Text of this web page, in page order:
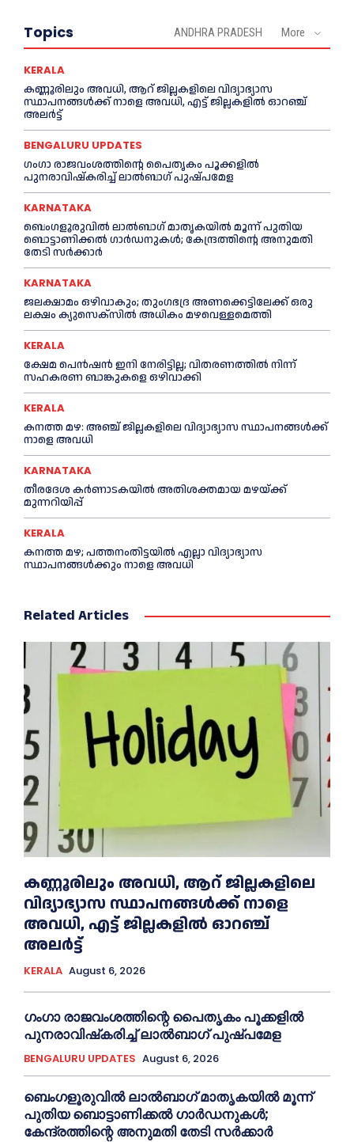
Topics ANDHRA PRADESH More
KERALA
കണ്ണൂരിലും അവധി, ആറ് ജില്ലകളിലെ വിദ്യാഭ്യാസ
സ്ഥാപനങ്ങൾക്ക് നാളെ അവധി, എട്ട് ജില്ലകളിൽ ഓറഞ്ച്
അലർട്ട്
BENGALURU UPDATES
ഗംഗാ രാജവംശത്തിന്റെ പൈതൃകം പൂക്കളിൽ
പുനരാവിഷ്‌കരിച്ച് ലാൽബാഗ് പുഷ്പമേള
KARNATAKA
ബെംഗളൂരുവിൽ ലാൽബാഗ് മാതൃകയിൽ മൂന്ന് പുതിയ
ബൊട്ടാണിക്കൽ ഗാർഡനുകൾ; കേന്ദ്രത്തിന്റെ അനുമതി
തേടി സർക്കാർ
KARNATAKA
ജലക്ഷാമം ഒഴിവാകും; തുംഗഭദ്ര അണക്കെട്ടിലേക്ക് ഒരു
ലക്ഷം ക്യുസെക്സില്‍ അധികം മഴവെള്ളമെത്തി
KERALA
ക്ഷേമ പെൻഷൻ ഇനി നേരിട്ടില്ല; വിതരണത്തിൽ നിന്ന്
സഹകരണ ബാങ്കുകളെ ഒഴിവാക്കി
KERALA
കനത്ത മഴ: അഞ്ച് ജില്ലകളിലെ വിദ്യാഭ്യാസ സ്ഥാപനങ്ങൾക്ക്
നാളെ അവധി
KARNATAKA
തീരദേശ കർണാടകയിൽ അതിശക്തമായ മഴയ്ക്ക്
മുന്നറിയിപ്പ്
KERALA
കനത്ത മഴ; പത്തനംതിട്ടയില്‍ എല്ലാ വിദ്യാഭ്യാസ
സ്ഥാപനങ്ങള്‍ക്കും നാളെ അവധി
Related Articles
കണ്ണൂരിലും അവധി, ആറ് ജില്ലകളിലെ
വിദ്യാഭ്യാസ സ്ഥാപനങ്ങൾക്ക് നാളെ
അവധി, എട്ട് ജില്ലകളിൽ ഓറഞ്ച്
അലർട്ട്
KERALA August 6, 2026
ഗംഗാ രാജവംശത്തിന്റെ പൈതൃകം പൂക്കളിൽ
പുനരാവിഷ്‌കരിച്ച് ലാൽബാഗ് പുഷ്പമേള
BENGALURU UPDATES August 6, 2026
ബെംഗളൂരുവിൽ ലാൽബാഗ് മാതൃകയിൽ മൂന്ന്
പുതിയ ബൊട്ടാണിക്കൽ ഗാർഡനുകൾ;
കേന്ദ്രത്തിന്റെ അനുമതി തേടി സർക്കാർ